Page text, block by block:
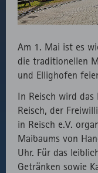
Am 1. Mai ist es
die traditionellen
und Ellighofen
In Reisch wird das
Reisch, der
in Reisch e.V.
Maibaums von
Uhr. Für das
Getränken sowie